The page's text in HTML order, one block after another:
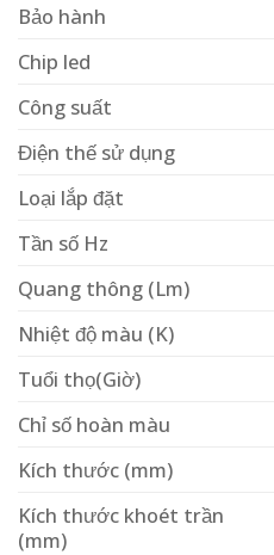
Bảo hành
Chip led
Công suất
Điện thế sử dụng
Loại lắp đặt
Tần số Hz
Quang thông (Lm)
Nhiệt độ màu (K)
Tuổi thọ(Giờ)
Chỉ số hoàn màu
Kích thước (mm)
Kích thước khoét trần
(mm)